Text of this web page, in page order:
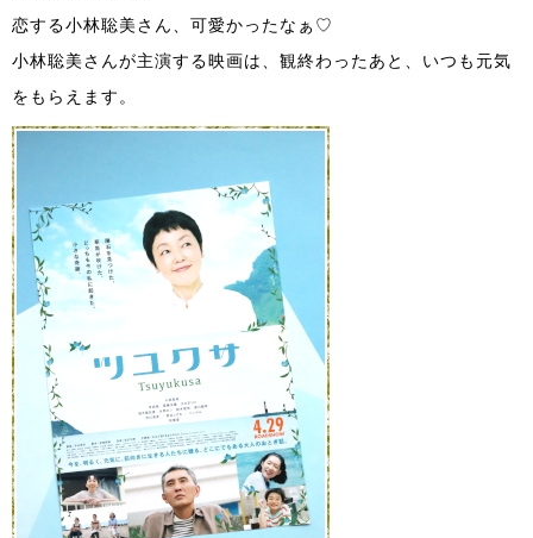
恋する小林聡美さん、可愛かったなぁ♡
小林聡美さんが主演する映画は、観終わったあと、いつも元気
をもらえます。